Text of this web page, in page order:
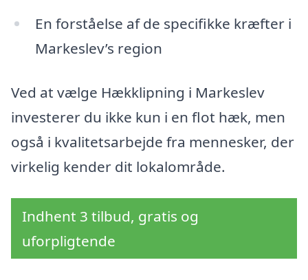
En forståelse af de specifikke kræfter i
Markeslev’s region
Ved at vælge Hækklipning i Markeslev
investerer du ikke kun i en flot hæk, men
også i kvalitetsarbejde fra mennesker, der
virkelig kender dit lokalområde.
Indhent 3 tilbud, gratis og
uforpligtende